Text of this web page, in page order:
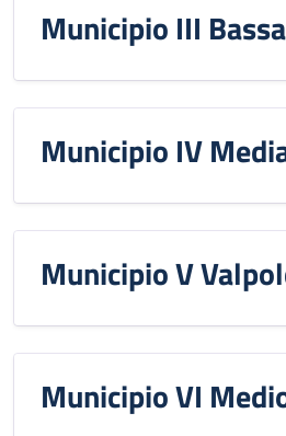
Municipio III
Municipio IV
Municipio V
Municipio VI